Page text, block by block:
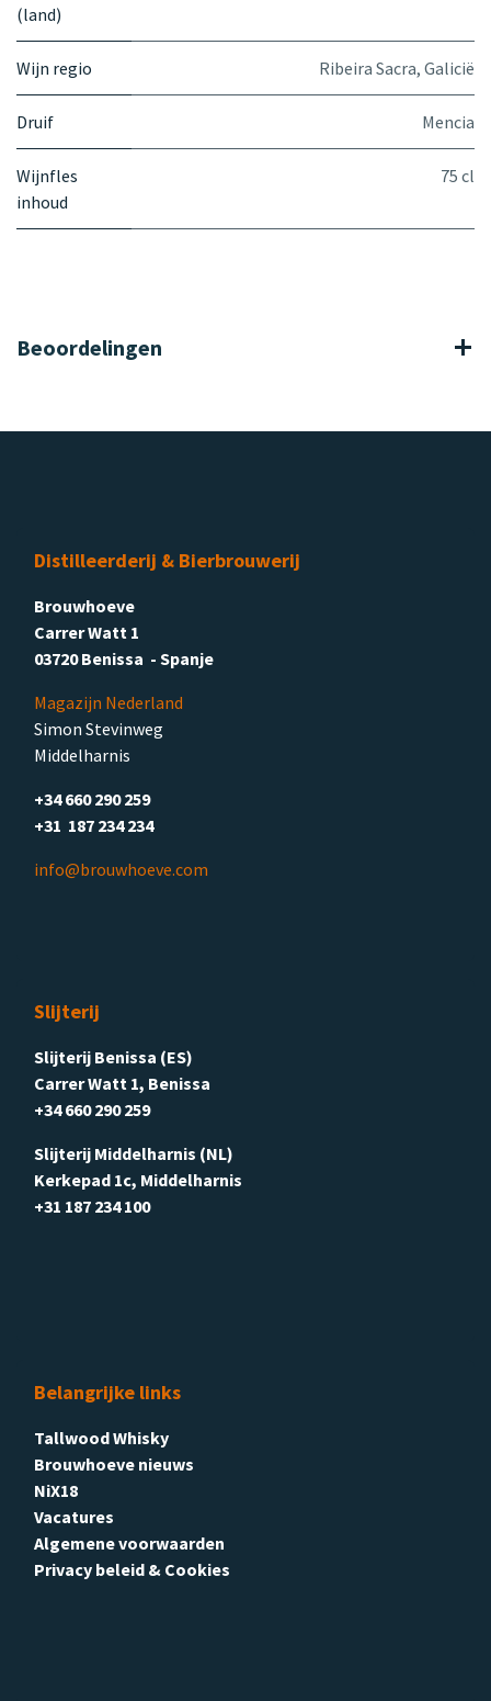
(land)
Wijn regio Ribeira Sacra, Galicië
Druif Mencia
Wijnfles
inhoud
75 cl
Beoordelingen
Distilleerderij & Bierbrouwerij
Brouwhoeve
Carrer Watt 1
03720 Benissa - Spanje
Magazijn Nederland
Simon Stevinweg
Middelharnis
+34 660 290 259
+31 187 234 234
info@brouwhoeve.com
Slijterij
Slijterij Benissa (ES)
Carrer Watt 1, Benissa
+34 660 290 259
Slijterij Middelharnis (NL)
Kerkepad 1c, Middelharnis
+31 187 234 100
Belangrijke links
Tallwood Whisky
Brouwhoeve nieuws
NiX18
Vacatures
Algemene voorwaarden
Privacy beleid & Cookies